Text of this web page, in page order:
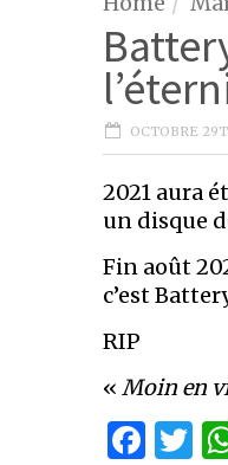
OCTOBRE
2021 aura
un disque
Fin août
c’est
RIP
« Moin en